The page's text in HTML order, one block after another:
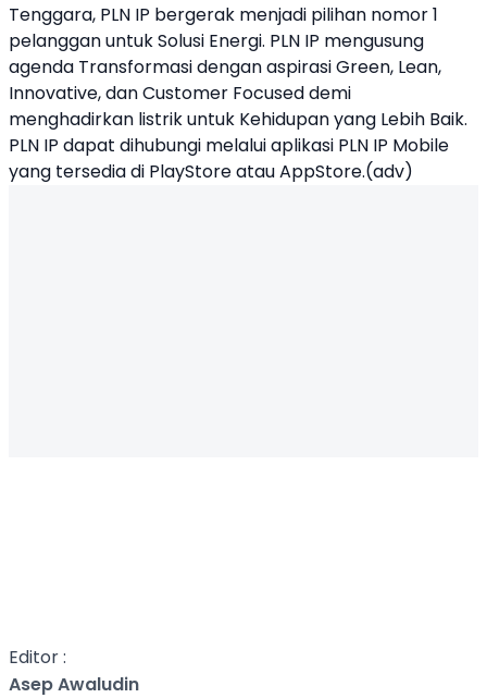
Tenggara, PLN IP bergerak menjadi pilihan nomor 1
pelanggan untuk Solusi Energi. PLN IP mengusung
agenda Transformasi dengan aspirasi Green, Lean,
Innovative, dan Customer Focused demi
menghadirkan listrik untuk Kehidupan yang Lebih Baik.
PLN IP dapat dihubungi melalui aplikasi PLN IP Mobile
yang tersedia di PlayStore atau AppStore.(adv)
Editor :
Asep Awaludin